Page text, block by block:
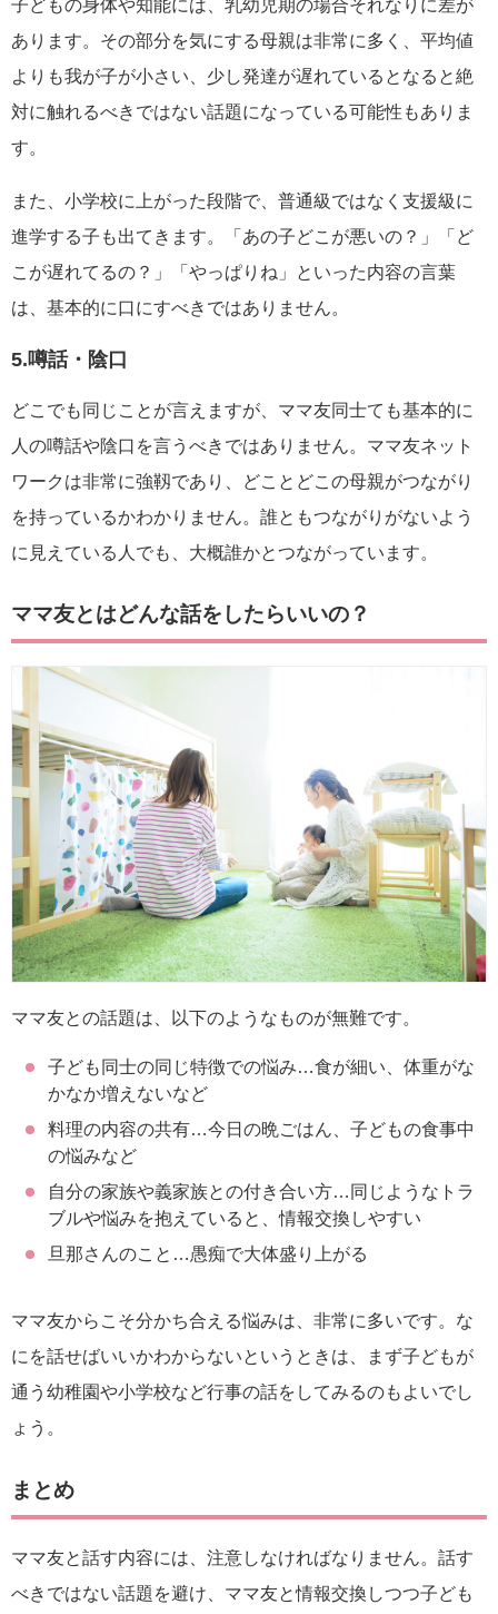
子どもの身体や知能には、乳幼児期の場合それなりに差が
あります。その部分を気にする母親は非常に多く、平均値
よりも我が子が小さい、少し発達が遅れているとなると絶
対に触れるべきではない話題になっている可能性もありま
す。
また、小学校に上がった段階で、普通級ではなく支援級に
進学する子も出てきます。「あの子どこが悪いの？」「ど
こが遅れてるの？」「やっぱりね」といった内容の言葉
は、基本的に口にすべきではありません。
5.噂話・陰口
どこでも同じことが言えますが、ママ友同士ても基本的に
人の噂話や陰口を言うべきではありません。ママ友ネット
ワークは非常に強靱であり、どことどこの母親がつながり
を持っているかわかりません。誰ともつながりがないよう
に見えている人でも、大概誰かとつながっています。
ママ友とはどんな話をしたらいいの？
ママ友との話題は、以下のようなものが無難です。
子ども同士の同じ特徴での悩み…食が細い、体重がな
かなか増えないなど
料理の内容の共有…今日の晩ごはん、子どもの食事中
の悩みなど
自分の家族や義家族との付き合い方…同じようなトラ
ブルや悩みを抱えていると、情報交換しやすい
旦那さんのこと…愚痴で大体盛り上がる
ママ友からこそ分かち合える悩みは、非常に多いです。な
にを話せばいいかわからないというときは、まず子どもが
通う幼稚園や小学校など行事の話をしてみるのもよいでし
ょう。
まとめ
ママ友と話す内容には、注意しなければなりません。話す
べきではない話題を避け、ママ友と情報交換しつつ子ども